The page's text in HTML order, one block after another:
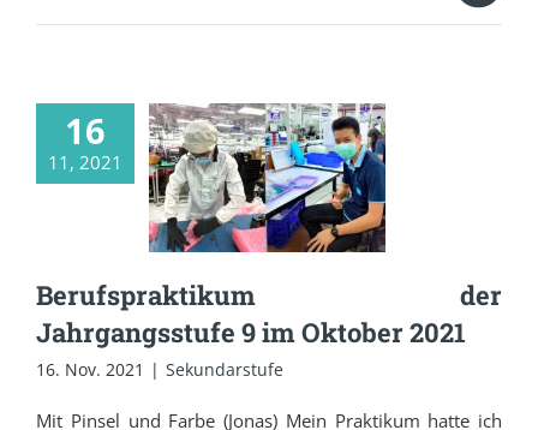
16
11, 2021
Berufspraktikum
der Jahrgangsstufe 9
im Oktober 2021
Berufspraktikum der
Jahrgangsstufe 9 im Oktober 2021
16. Nov. 2021 | Sekundarstufe
Mit Pinsel und Farbe (Jonas) Mein Praktikum hatte ich